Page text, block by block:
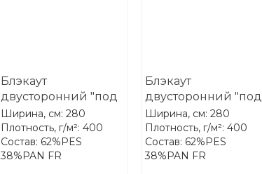
Блэкаут
двусторонний "под
лён" Treartex 2081-11
Ширина, см: 280
Плотность, г/м²: 400
Состав: 62%PES
38%PAN FR
Блэкаут
двусторонний "под
лён" Treartex 2081-
32
Ширина, см: 280
Плотность, г/м²: 400
Состав: 62%PES
38%PAN FR